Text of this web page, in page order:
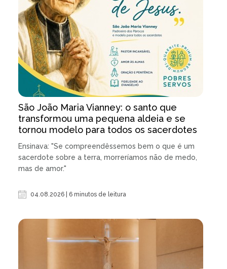
São João Maria Vianney: o santo que
transformou uma pequena aldeia e se
tornou modelo para todos os sacerdotes
Ensinava: "Se compreendêssemos bem o que é um
sacerdote sobre a terra, morreríamos não de medo,
mas de amor."
04.08.2026 | 6 minutos de leitura